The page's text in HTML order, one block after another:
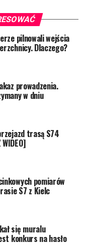
pilnowali wejścia
Dlaczego?
prowadzenia.
w dniu
trasą S74
pomiarów
S7 z Kielc
się muralu
konkurs na hasło